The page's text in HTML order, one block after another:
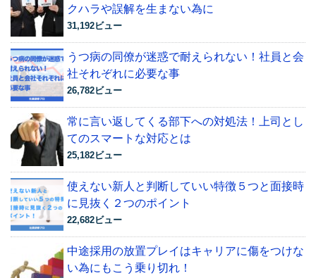
クハラや誤解を生まない為に
31,192ビュー
うつ病の同僚が迷惑で耐えられない！社員と会
社それぞれに必要な事
26,782ビュー
常に言い返してくる部下への対処法！上司とし
てのスマートな対応とは
25,182ビュー
使えない新人と判断していい特徴５つと面接時
に見抜く２つのポイント
22,682ビュー
中途採用の放置プレイはキャリアに傷をつけな
い為にもこう乗り切れ！